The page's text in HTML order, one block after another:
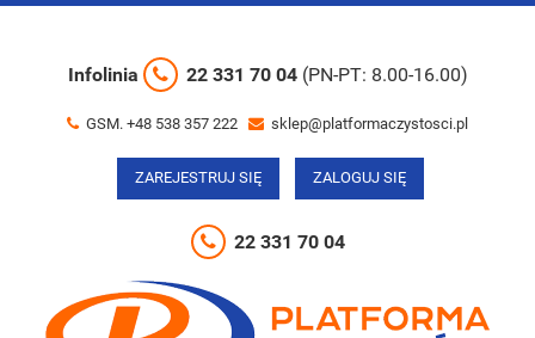
Infolinia 22 331 70 04 (PN-PT: 8.00-16.00)
GSM. +48 538 357 222 sklep@platformaczystosci.pl
ZAREJESTRUJ SIĘ ZALOGUJ SIĘ
22 331 70 04